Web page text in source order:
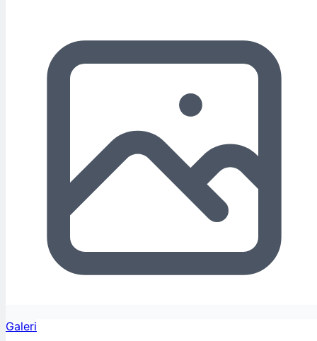
Galeri